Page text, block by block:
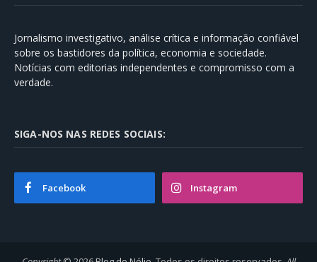
Jornalismo investigativo, análise crítica e informação confiável
sobre os bastidores da política, economia e sociedade.
Notícias com editorias independentes e compromisso com a
verdade.
SIGA-NOS NAS REDES SOCIAIS:
Facebook Instagram